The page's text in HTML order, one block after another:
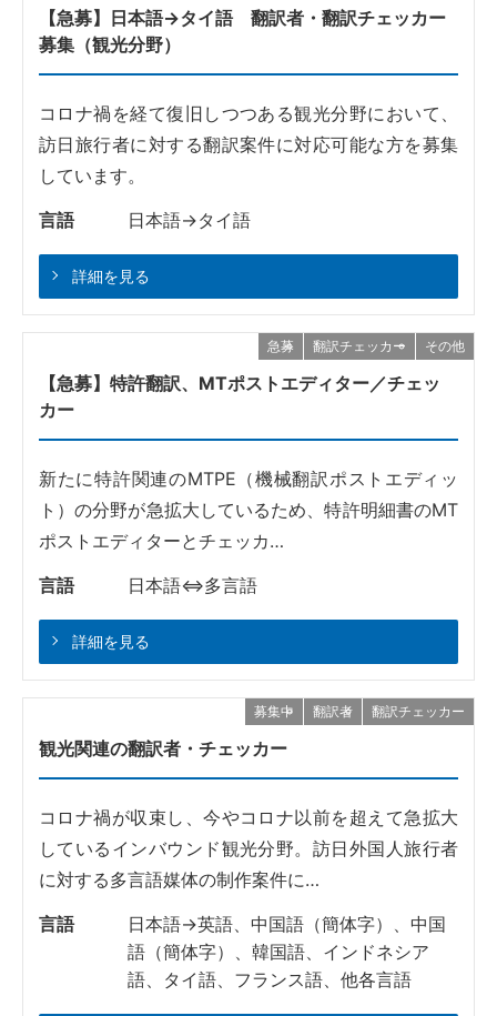
【急募】日本語→タイ語 翻訳者・翻訳チェッカー
募集（観光分野）
コロナ禍を経て復旧しつつある観光分野において、
訪日旅行者に対する翻訳案件に対応可能な方を募集
しています。
言語
日本語→タイ語
詳細を見る
急募 翻訳チェッカー その他
【急募】特許翻訳、MTポストエディター／チェッ
カー
新たに特許関連のMTPE（機械翻訳ポストエディッ
ト）の分野が急拡大しているため、特許明細書のMT
ポストエディターとチェッカ…
言語
日本語⇔多言語
詳細を見る
募集中 翻訳者 翻訳チェッカー
観光関連の翻訳者・チェッカー
コロナ禍が収束し、今やコロナ以前を超えて急拡大
しているインバウンド観光分野。訪日外国人旅行者
に対する多言語媒体の制作案件に…
言語
日本語→英語、中国語（簡体字）、中国
語（簡体字）、韓国語、インドネシア
語、タイ語、フランス語、他各言語